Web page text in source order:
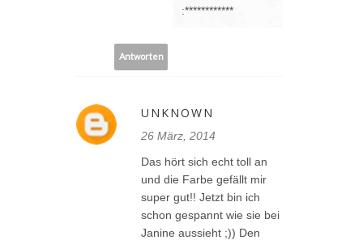
:************
Antworten
UNKNOWN
26 März, 2014
Das hört sich echt toll an
und die Farbe gefällt mir
super gut!! Jetzt bin ich
schon gespannt wie sie bei
Janine aussieht ;)) Den